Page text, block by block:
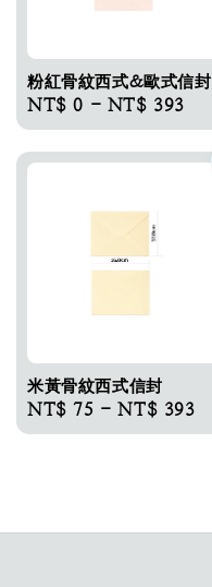
粉紅骨紋西式&歐式信封
Regular
price
NT$ 0 - NT$ 393
米黃骨紋西式信封
Regular
price
NT$ 75 -NT$ 393